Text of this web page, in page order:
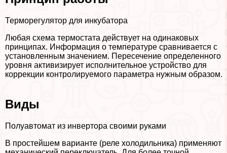
Терморегулятор для инкубатора
Любая схема термостата действует на одинаковых
принципах. Информация о температуре сравнивается с
установленным значением. Пересечение определенного
уровня активизирует исполнительное устройство для
коррекции контролируемого параметра нужным образом.
Виды
Полуавтомат из инвертора своими руками
В простейшем варианте (реле холодильника) применяют